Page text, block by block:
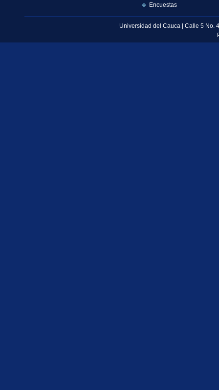
Encuestas
Universidad del Cauca | Calle 5 No.